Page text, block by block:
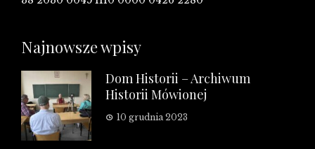
Najnowsze wpisy
Dom Historii – Archiwum
Historii Mówionej
10 grudnia 2023